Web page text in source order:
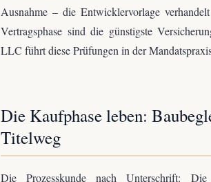
Ausnahme – die Entwicklervorlage
Vertragsphase sind die günstigste
LLC führt diese Prüfungen in der
Die Kaufphase leben:
Titelweg
Die Prozesskunde nach Unterschrift: